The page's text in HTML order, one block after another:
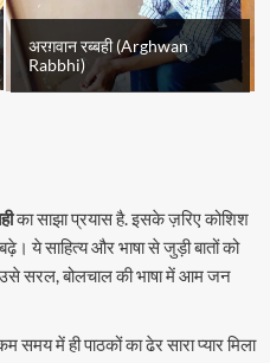
अरग़वान रब्बही (Arghwan
Rabbhi)
का साझा प्रयास है. इसके ज़रिए कोशिश
ये साहित्य और भाषा से जुड़ी बातों को
सरल, बोलचाल की भाषा में आम जन
समय में ही पाठकों का ढेर सारा प्यार मिला